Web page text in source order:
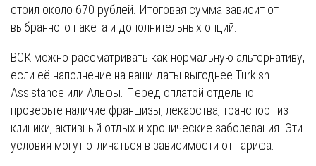
стоил около 670 рублей. Итоговая сумма зависит от
выбранного пакета и дополнительных опций.
ВСК можно рассматривать как нормальную альтернативу,
если её наполнение на ваши даты выгоднее Turkish
Assistance или Альфы. Перед оплатой отдельно
проверьте наличие франшизы, лекарства, транспорт из
клиники, активный отдых и хронические заболевания. Эти
условия могут отличаться в зависимости от тарифа.